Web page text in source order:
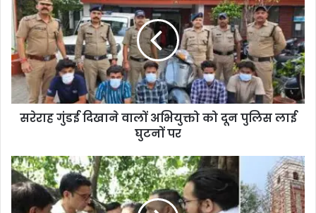
सरेराह गुंडई दिखाने वालों अभियुक्तो को दून पुलिस लाई
घुटनों पर